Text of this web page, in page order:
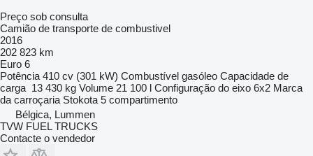
Preço sob consulta
Camião de transporte de combustivel
2016
202 823 km
Euro 6
Potência 410 cv (301 kW) Combustível gasóleo Capacidade de
carga 13 430 kg Volume 21 100 l Configuração do eixo 6x2 Marca
da carroçaria Stokota 5 compartimento
Bélgica, Lummen
TVW FUEL TRUCKS
Contacte o vendedor